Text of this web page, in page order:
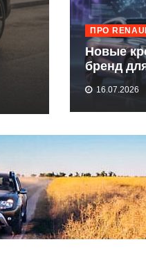
ПРО
Новые
бренд
16.07.2026
Renault до
и когда
28.06.2026